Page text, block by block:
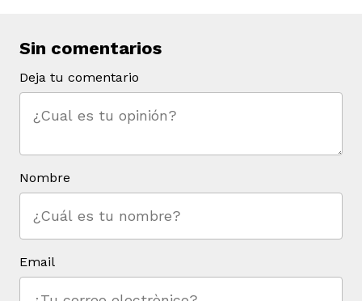
Sin comentarios
Deja tu comentario
Nombre
Email